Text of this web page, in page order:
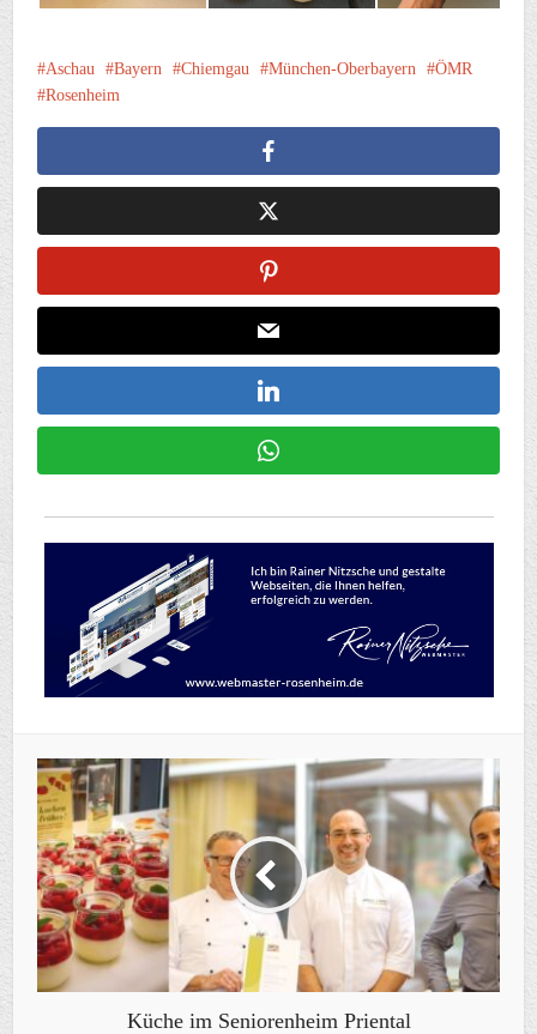
Aschau Bayern Chiemgau München-Oberbayern
ÖMR
Rosenheim
Küche im Seniorenheim Priental